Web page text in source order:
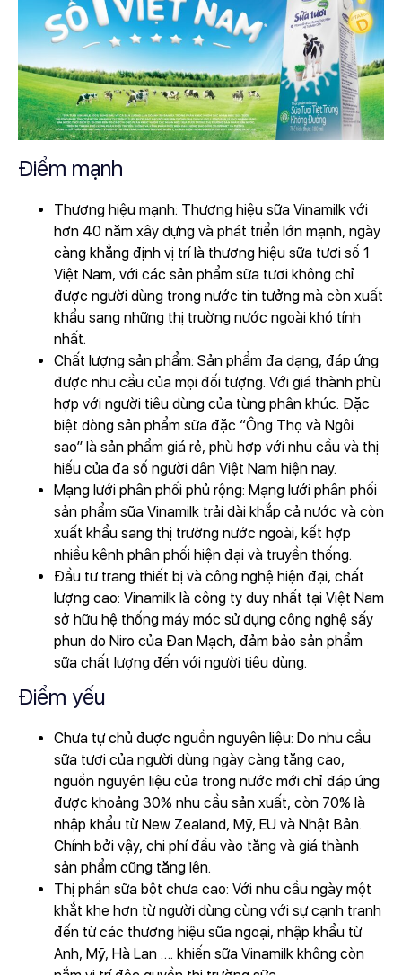
Điểm mạnh
Thương hiệu mạnh: Thương hiệu sữa Vinamilk với
hơn 40 năm xây dựng và phát triển lớn mạnh, ngày
càng khẳng định vị trí là thương hiệu sữa tươi số 1
Việt Nam, với các sản phẩm sữa tươi không chỉ
được người dùng trong nước tin tưởng mà còn xuất
khẩu sang những thị trường nước ngoài khó tính
nhất.
Chất lượng sản phẩm: Sản phẩm đa dạng, đáp ứng
được nhu cầu của mọi đối tượng. Với giá thành phù
hợp với người tiêu dùng của từng phân khúc. Đặc
biệt dòng sản phẩm sữa đặc “Ông Thọ và Ngôi
sao” là sản phẩm giá rẻ, phù hợp với nhu cầu và thị
hiếu của đa số người dân Việt Nam hiện nay.
Mạng lưới phân phối phủ rộng: Mạng lưới phân phối
sản phẩm sữa Vinamilk trải dài khắp cả nước và còn
xuất khẩu sang thị trường nước ngoài, kết hợp
nhiều kênh phân phối hiện đại và truyền thống.
Đầu tư trang thiết bị và công nghệ hiện đại, chất
lượng cao: Vinamilk là công ty duy nhất tại Việt Nam
sở hữu hệ thống máy móc sử dụng công nghệ sấy
phun do Niro của Đan Mạch, đảm bảo sản phẩm
sữa chất lượng đến với người tiêu dùng.
Điểm yếu
Chưa tự chủ được nguồn nguyên liệu: Do nhu cầu
sữa tươi của người dùng ngày càng tăng cao,
nguồn nguyên liệu của trong nước mới chỉ đáp ứng
được khoảng 30% nhu cầu sản xuất, còn 70% là
nhập khẩu từ New Zealand, Mỹ, EU và Nhật Bản.
Chính bởi vậy, chi phí đầu vào tăng và giá thành
sản phẩm cũng tăng lên.
Thị phần sữa bột chưa cao: Với nhu cầu ngày một
khắt khe hơn từ người dùng cùng với sự cạnh tranh
đến từ các thương hiệu sữa ngoại, nhập khẩu từ
Anh, Mỹ, Hà Lan …. khiến sữa Vinamilk không còn